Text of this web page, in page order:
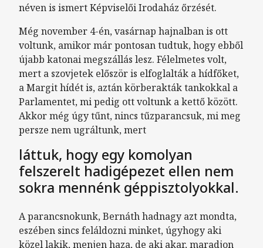
néven is ismert Képviselői Irodaház őrzését.
Még november 4-én, vasárnap hajnalban is ott
voltunk, amikor már pontosan tudtuk, hogy ebből
újabb katonai megszállás lesz. Félelmetes volt,
mert a szovjetek először is elfoglalták a hídfőket,
a Margit hídét is, aztán körberakták tankokkal a
Parlamentet, mi pedig ott voltunk a kettő között.
Akkor még úgy tűnt, nincs tűzparancsuk, mi meg
persze nem ugráltunk, mert
láttuk, hogy egy komolyan
felszerelt hadigépezet ellen nem
sokra mennénk géppisztolyokkal.
A parancsnokunk, Bernáth hadnagy azt mondta,
eszében sincs feláldozni minket, úgyhogy aki
közel lakik, menjen haza, de aki akar, maradjon